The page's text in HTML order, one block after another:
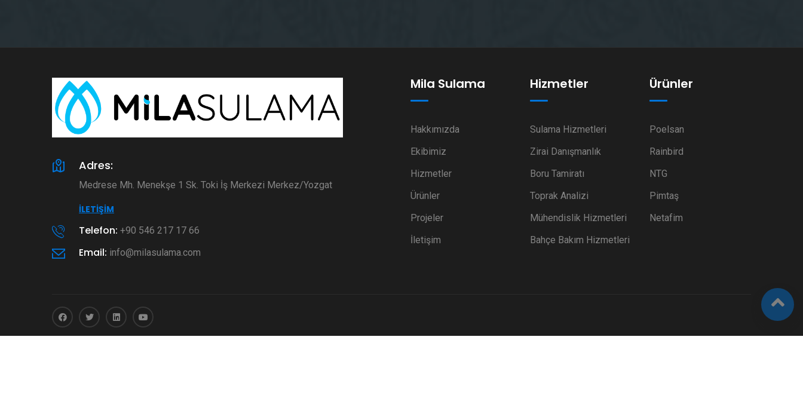
Adres:
Medrese Mh. Menekşe 1 Sk. Toki İş Merkezi Merkez/Yozgat
İLETIŞIM
Telefon: +90 546 217 17 66
Email: info@milasulama.com
Mila Sulama
Hakkımızda
Ekibimiz
Hizmetler
Ürünler
Projeler
İletişim
Hizmetler
Sulama Hizmetleri
Zirai Danışmanlık
Boru Tamiratı
Toprak Analizi
Mühendislik Hizmetleri
Bahçe Bakım Hizmetleri
Ürünler
Poelsan
Rainbird
NTG
Pimtaş
Netafim